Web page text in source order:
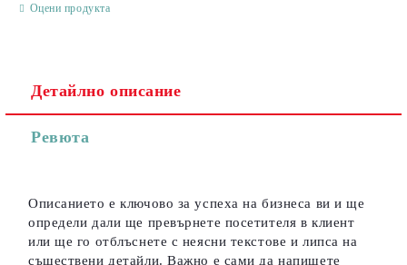
Оцени продукта
Детайлно описание
Ревюта
Описанието е ключово за успеха на бизнеса ви и ще
определи дали ще превърнете посетителя в клиент
или ще го отблъснете с неясни текстове и липса на
съществени детайли. Важно е сами да напишете